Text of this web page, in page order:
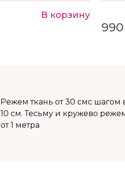
В корзину
Режем ткань от 30 смс шагом
10 см. Тесьму и кружево
от 1 метра